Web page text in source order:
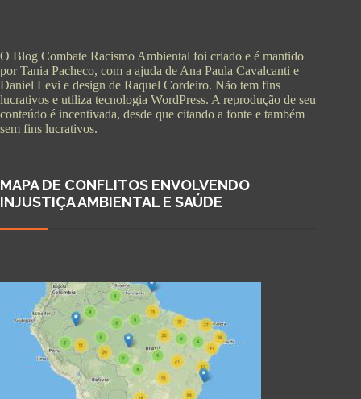
O Blog Combate Racismo Ambiental foi criado e é mantido
por Tania Pacheco, com a ajuda de Ana Paula Cavalcanti e
Daniel Levi e design de Raquel Cordeiro. Não tem fins
lucrativos e utiliza tecnologia WordPress. A reprodução de seu
conteúdo é incentivada, desde que citando a fonte e também
sem fins lucrativos.
MAPA DE CONFLITOS ENVOLVENDO
INJUSTIÇA AMBIENTAL E SAÚDE